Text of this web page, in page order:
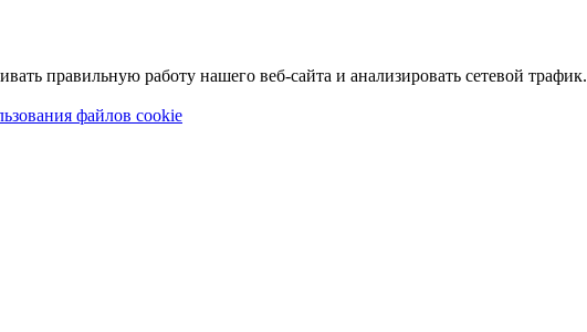
правильную работу нашего веб-сайта и анализировать сетевой трафик.
файлов cookie